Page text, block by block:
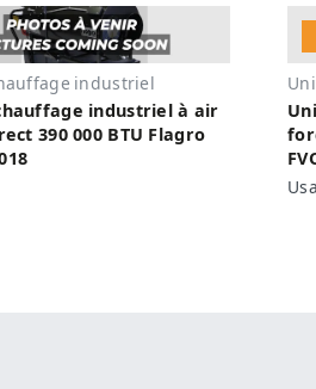
industriel
industriel à air
390 000 BTU Flagro